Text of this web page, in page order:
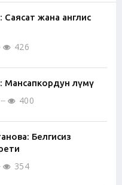
жана англис
426
өлүмү
400
Белгисиз
354